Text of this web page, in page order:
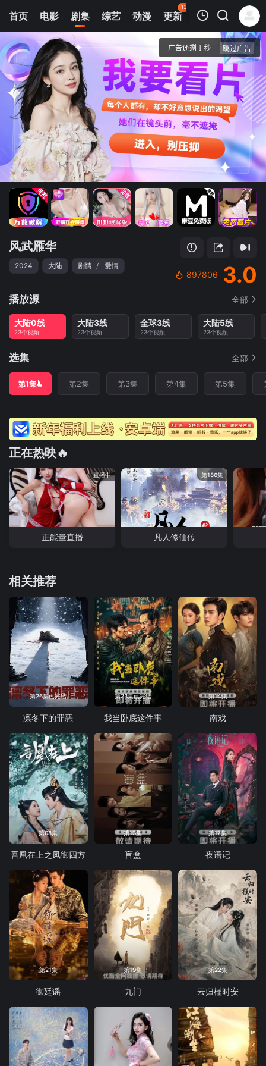
首页 电影 剧集 综艺 动漫 更新
134
热榜 APP
我的观影记录
第1集
风武雁华
清空
风武雁华
2024 大陆 剧情 / 爱情
897806 3.0
播放源 全部
大陆0线
23个视频
大陆3线
23个视频
全球3线
23个视频
大陆5线
23个视频
选集 全部
第1集 第2集 第3集 第4集 第5集
正在热映🔥
直播中
正能量直播
第186集
凡人修仙传
相关推荐
第26集已完结
凛冬下的罪恶
第23集已完结
我当卧底这件事
第14集
南戏
第08集
吾凰在上之凤御四方
第13集
盲盒
第17集
夜语记
第21集
御廷谣
第19集
九门
第22集
云归槿时安